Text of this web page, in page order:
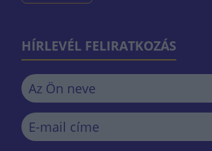
HÍRLEVÉL FELIRATKOZÁS